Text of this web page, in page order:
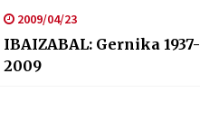
2009/04/23
IBAIZABAL: Gernika 1937-
2009